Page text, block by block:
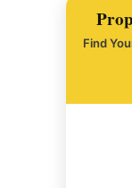
Find